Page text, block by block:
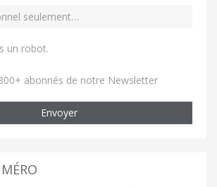
un robot.
abonnés de notre Newsletter
Envoyer